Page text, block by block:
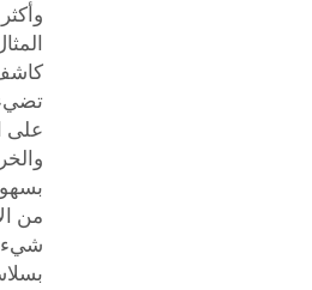
على
من
شيء